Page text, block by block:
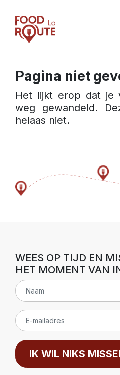
Pagina niet
Het lijkt erop dat je
weg gewandeld.
helaas niet.
WEES OP TIJD EN
HET MOMENT VAN
IK WIL NIKS